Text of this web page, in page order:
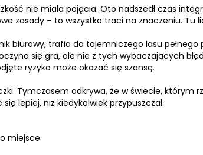
nie miała pojęcia. Oto nadszedł czas
zasady – to wszystko traci na znaczeniu. Tu
biurowy, trafia do tajemniczego lasu pełnego
się gra, ale nie z tych wybaczających
ryzyko może okazać się szansą.
Tymczasem odkrywa, że w świecie, którym
lepiej, niż kiedykolwiek przypuszczał.
miejsce.